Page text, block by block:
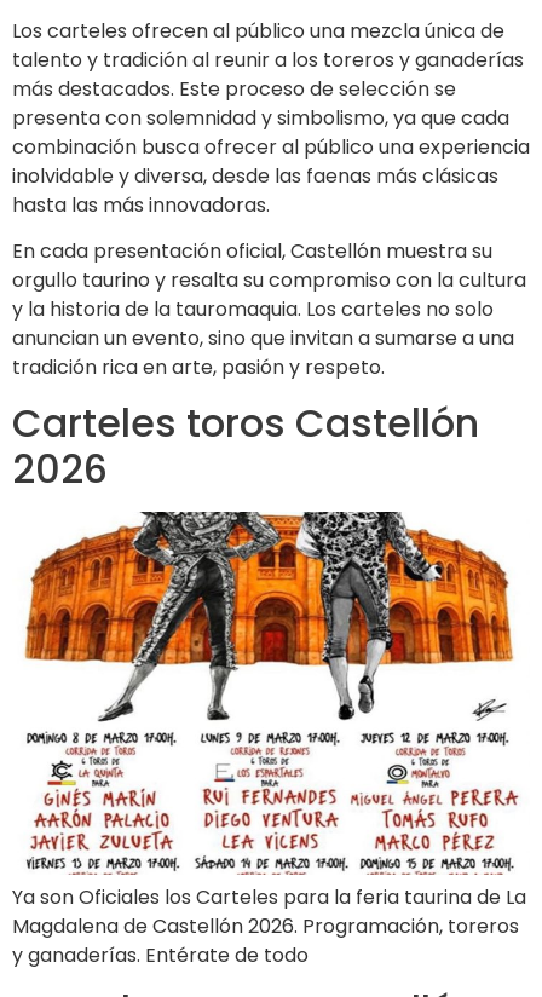
Los carteles ofrecen al público una mezcla única de
talento y tradición al reunir a los toreros y ganaderías
más destacados. Este proceso de selección se
presenta con solemnidad y simbolismo, ya que cada
combinación busca ofrecer al público una experiencia
inolvidable y diversa, desde las faenas más clásicas
hasta las más innovadoras.
En cada presentación oficial, Castellón muestra su
orgullo taurino y resalta su compromiso con la cultura
y la historia de la tauromaquia. Los carteles no solo
anuncian un evento, sino que invitan a sumarse a una
tradición rica en arte, pasión y respeto.
Carteles toros Castellón
2026
Ya son Oficiales los Carteles para la feria taurina de La
Magdalena de Castellón 2026. Programación, toreros
y ganaderías. Entérate de todo